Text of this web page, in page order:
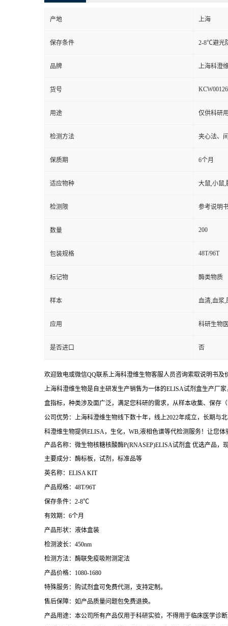
产地 上海
保存条件 2-8℃避光
品牌 上海科澄
货号 KCW00126
用途 仅供科研
检测方法 夹心法、
保质期 6个月
适应物种 大鼠,小鼠,
检测限 参考说明
数量 200
包装规格 48T/96T
标记物 酶类物质
样本 血清,血浆,
应用 科研生物
是否进口 否
欢迎致电或微信QQ联系上海科澄维生物客服人员咨询索取说明书及
上海科澄维生物是自主研发生产销售为一体的ELISA试剂盒生产厂
盒指标，种类涉及面广泛，满足您科研的需求，从样本收集、保存
公司优势：上海科澄维生物线下数十年，线上2022年成立，长期与
科澄维生物提供ELISA，生化，WB,液相色谱等代检测服务！让您体
产品名称：微生物核糖核酸酶P(RNASEP)ELISA试剂盒 优选产品，
主要成分：酶标板，试剂，标准品等
英名称：ELISA KIT
产品规格：48T/96T
保存条件：2-8℃
有效期：6个月
产品形状：液体盒装
检测波长：450nm
检测方法：酶联免疫吸附测定法
产品价格：1080-1680
特殊服务：购试剂盒可免费代测，支持定制。
售后保障：如产品质量问题包免费退换。
产品用途：本公司所有产品仅用于科研实验，不得用于临床医学诊